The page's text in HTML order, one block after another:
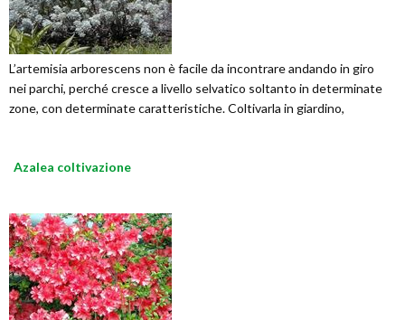
L’artemisia arborescens non è facile da incontrare andando in giro
nei parchi, perché cresce a livello selvatico soltanto in determinate
zone, con determinate caratteristiche. Coltivarla in giardino,
Azalea coltivazione